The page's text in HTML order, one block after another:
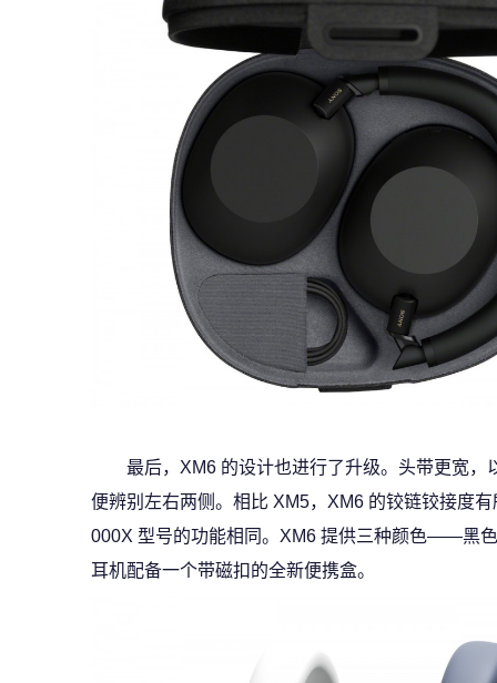
最后，XM6 的设计也进行了升级。头带更宽
便辨别左右两侧。相比 XM5，XM6 的铰链铰接度
000X 型号的功能相同。XM6 提供三种颜色——黑
耳机配备一个带磁扣的全新便携盒。